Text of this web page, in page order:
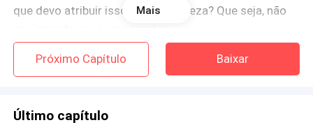
que devo atribuir isso a minha beleza? Que seja, não
– Não pode ir embora agora, nós não acabamos – ele
diz entredentes tentando disfarçar a ordem com um
desculpa.
Mais
Próximo Capítulo Baixar
Último capítulo